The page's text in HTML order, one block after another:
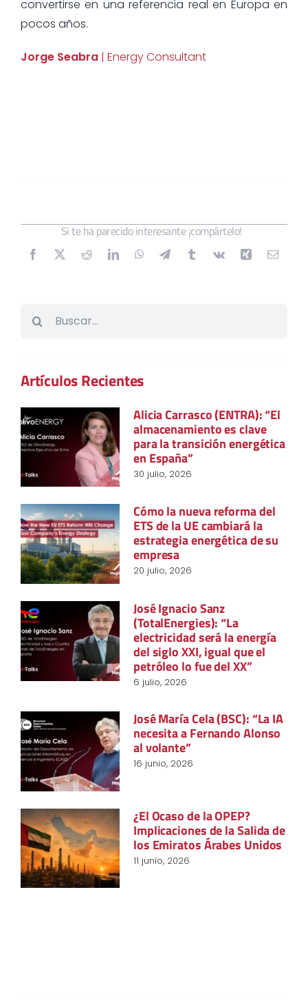
convertirse en una referencia real en Europa en
pocos años.
Jorge Seabra | Energy Consultant
Si te ha parecido interesante ¡compártelo!
Artículos Recientes
Alicia Carrasco (ENTRA): “El
almacenamiento es clave
para la transición energética
en España”
30 julio, 2026
Cómo la nueva reforma del
ETS de la UE cambiará la
estrategia energética de su
empresa
20 julio, 2026
José Ignacio Sanz
(TotalEnergies): “La
electricidad será la energía
del siglo XXI, igual que el
petróleo lo fue del XX”
6 julio, 2026
José María Cela (BSC): “La IA
necesita a Fernando Alonso
al volante”
16 junio, 2026
¿El Ocaso de la OPEP?
Implicaciones de la Salida de
los Emiratos Árabes Unidos
11 junio, 2026